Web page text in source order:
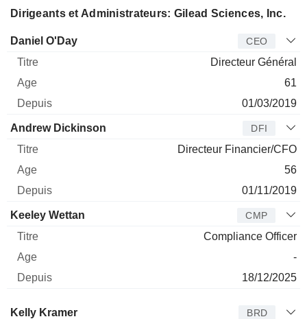
Dirigeants et Administrateurs: Gilead Sciences, Inc.
Dirigeant Titre
Daniel O'Day CEO
Directeur Général
61
01/03/2019
Andrew Dickinson DFI
Directeur Financier/CFO
56
01/11/2019
Keeley Wettan CMP
Compliance Officer
-
18/12/2025
Administrateur
Kelly Kramer BRD